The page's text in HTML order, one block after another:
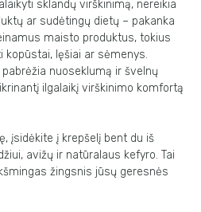
sklandų virškinimą, nereikia
ar sudėtingų dietų – pakanka
maisto produktus, tokius
kopūstai, lęšiai ar sėmenys.
nuoseklumą ir švelnų
ilgalaikį virškinimo komfortą
įsidėkite į krepšelį bent du iš
avižų ir natūralaus kefyro. Tai
žingsnis jūsų geresnės